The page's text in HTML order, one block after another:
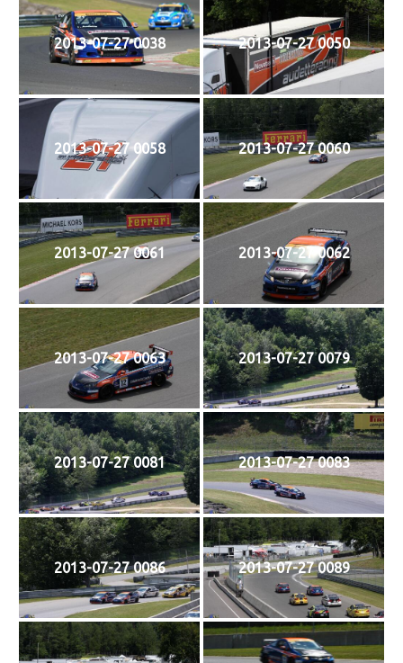
2013-07-27 0038 2013-07-27 0050
2013-07-27 0058 2013-07-27 0060
2013-07-27 0061 2013-07-27 0062
2013-07-27 0063 2013-07-27 0079
2013-07-27 0081 2013-07-27 0083
2013-07-27 0086 2013-07-27 0089